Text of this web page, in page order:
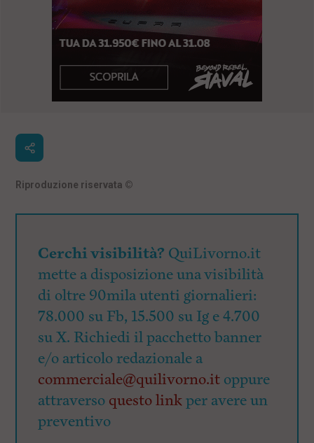
Riproduzione riservata ©
Cerchi visibilità? QuiLivorno.it
mette a disposizione una visibilità
di oltre 90mila utenti giornalieri:
78.000 su Fb, 15.500 su Ig e 4.700
su X. Richiedi il pacchetto banner
e/o articolo redazionale a
commerciale@quilivorno.it oppure
attraverso questo linkper avere un
preventivo